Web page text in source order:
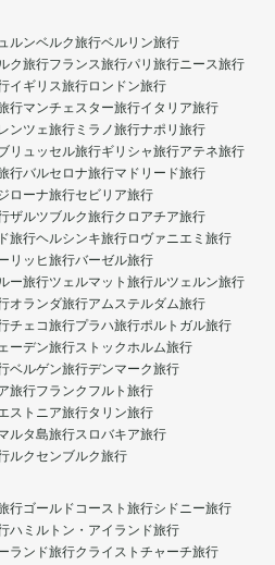
ルンベルク旅行ベルリン旅行
ク旅行フランス旅行パリ旅行ニース旅行
イギリス旅行ロンドン旅行
行マンチェスター旅行イタリア旅行
ンツェ旅行 ミラノ旅行ナポリ旅行
リュッセル旅行ギリシャ旅行アテネ旅行
行バルセロナ旅行マドリード旅行
ローナ旅行セビリア旅行
ザルツブルク旅行クロアチア旅行
旅行ヘルシンキ旅行ロヴァニエミ旅行
リッヒ旅行バーゼル旅行
ー旅行ツェルマット旅行ルツェルン旅行
オランダ旅行アムステルダム旅行
チェコ旅行プラハ旅行ポルトガル旅行
ーデン旅行ストックホルム旅行
ベルゲン旅行デンマーク旅行
旅行フランクフルト旅行
ストニア旅行タリン旅行
ルタ島旅行スロバキア旅行
ルクセンブルク旅行
行ゴールドコースト旅行シドニー旅行
ハミルトン・アイランド旅行
ランド旅行クライストチャーチ旅行